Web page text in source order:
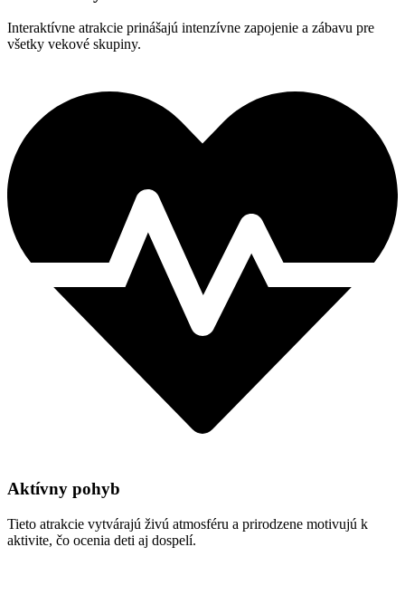
Interaktívne atrakcie prinášajú intenzívne zapojenie a zábavu pre
všetky vekové skupiny.
Aktívny pohyb
Tieto atrakcie vytvárajú živú atmosféru a prirodzene motivujú k
aktivite, čo ocenia deti aj dospelí.